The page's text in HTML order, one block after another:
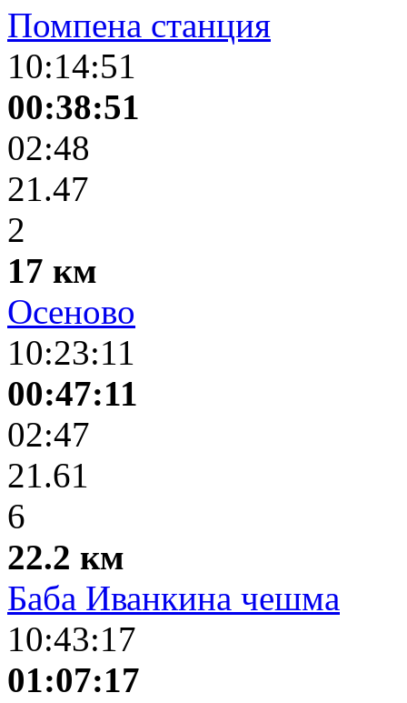
Помпена станция
10:14:51
00:38:51
02:48
21.47
2
17 км
Осеново
10:23:11
00:47:11
02:47
21.61
6
22.2 км
Баба Иванкина чешма
10:43:17
01:07:17